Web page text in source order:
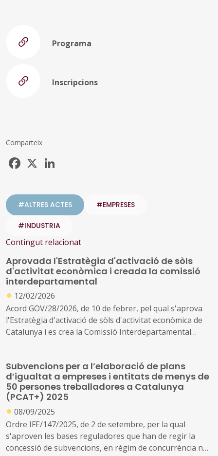
Programa
Inscripcions
Comparteix
Facebook
#ALTRES ACTES #EMPRESES
#INDUSTRIA
Contingut relacionat
Aprovada l'Estratègia d'activació de sòls
d'activitat econòmica i creada la comissió
interdepartamental
● 12/02/2026
Acord GOV/28/2026, de 10 de febrer, pel qual s'aprova
l'Estratègia d'activació de sòls d'activitat econòmica de
Catalunya i es crea la Comissió Interdepartamental
Subvencions per a l’elaboració de plans
d’igualtat a empreses i entitats de menys de
50 persones treballadores a Catalunya
(PCAT+) 2025
● 08/09/2025
Ordre IFE/147/2025, de 2 de setembre, per la qual
s'aproven les bases reguladores que han de regir la
concessió de subvencions, en règim de concurrència no